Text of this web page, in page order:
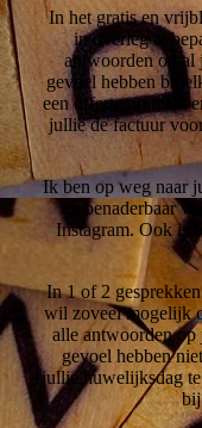
In het gratis en
in overleg te
antwoorden op al
gevoel hebben bij
een offerte op maat
jullie de factuur
Ik ben op weg naar
en benaderbaar
Instagram. Ook is
In 1 of 2
wil zoveel mogelijk
alle antwoorden
gevoel hebben
jullie huwelijksdag
bij